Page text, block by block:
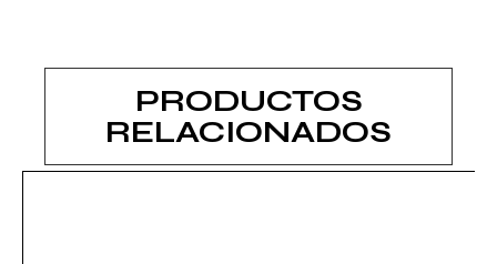
PRODUCTOS
RELACIONADOS